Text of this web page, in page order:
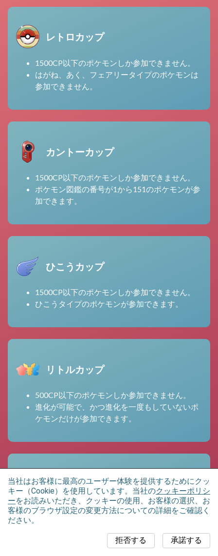
レトロカップ
1500CP以下のポケモンしか参加できません。
はがね、あく、フェアリータイプのポケモンは
参加できません。
カントーカップ
1500CP以下のポケモンしか参加できません。
ポケモン図鑑の番号が1から151のポケモンが参
加できます。
ひこうカップ
1500CP以下のポケモンしか参加できません。
ひこうタイプのポケモンが参加できます。
リトルカップ
500CP以下のポケモンしか参加できません。
進化が可能で、かつ進化を一度もしていないポ
ケモンだけが参加できます。
エレメントカップ
500CP以下のポケモンしか参加できません。
進化が可能で、かつ進化を一度もしていないポ
当社はお客様に最高のユーザー体験を提供するためにクッ
キー（Cookie）を使用しています。当社のクッキーポリシ
ーをお読みいただき、クッキーの使用、お客様の選択、お
客様のブラウザ設定の変更方法についての詳細をご確認く
ださい。
承諾する
拒否する